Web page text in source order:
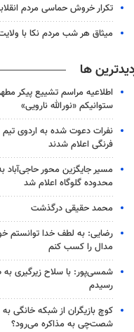
تکرار خروش حماسی مردم
میثاق هر شب مردم نکا با
ها
اطلاعیه مراسم تشییع پیکر
ستوانیکم «نورالله نارویی»
نفرات دعوت شده به اردوی
فرنگی اعلام شدند
مسیر جایگزین محور حاجی‌آباد
محدوده گلوگاه اعلام شد
محمد حقیقی درگذشت
رضایی: به لطف خدا توانستم
مدال را کسب کنم
شمسی‌پور: با سلاح زیرگیری به
رسیدم
کوچ بازیگران از شبکه خانگی
شصت‌چی به مذاکره می‌رود؟